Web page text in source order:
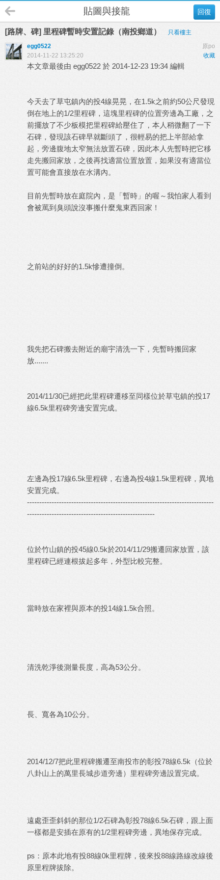
回復
貼圖與接龍
[路牌、碑] 里程碑暫時安置記錄（南投鄉道）
只看樓主
原po
egg0522
收藏
2014-11-22 13:25:20
本文章最後由 egg0522 於 2014-12-23 19:34 編輯
今天去了草屯鎮內的投4線晃晃，在1.5k之前約50公尺發現
倒在地上的1/2里程碑，這塊里程碑的位置旁邊為工廠，之
前擺放了不少板模把里程碑給壓住了，本人稍微翻了一下
石碑，發現該石碑早就斷頭了，很輕易的把上半部給拿
起，旁邊腹地太窄無法放置石碑，因此本人先暫時把它移
走先搬回家放，之後再找適當位置放置，如果沒有適當位
置可能會直接放在水溝內。
目前先暫時放在庭院內，是「暫時」的喔～我怕家人看到
會被罵到臭頭說沒事搬什麼鬼東西回家！
之前站的好好的1.5k慘遭撞倒。
我先把石碑搬去附近的廟宇清洗一下，先暫時搬回家
放.......
2014/11/30已經把此里程碑遷移至同樣位於草屯鎮的投17
線6.5k里程碑旁邊安置完成。
左邊為投17線6.5k里程碑，右邊為投4線1.5k里程碑，異地
安置完成。
----------------------------------------------------------------------------
----------------------------------------------------
位於竹山鎮的投45線0.5k於2014/11/29搬遷回家放置，該
里程碑已經連根拔起多年，外型比較完整。
當時放在家裡與原本的投14線1.5k合照。
清洗乾淨後測量長度，高為53公分。
長、寬各為10公分。
2014/12/7把此里程碑搬遷至南投市的彰投78線6.5k（位於
八卦山上的萬里長城步道旁邊）里程碑旁邊設置完成。
遠處歪歪斜斜的那位1/2石碑為彰投78線6.5k石碑，跟上面
一樣都是安插在原有的1/2里程碑旁邊，異地保存完成。
ps：原本此地有投88線0k里程牌，後來投88線路線改線後
原里程牌拔除。